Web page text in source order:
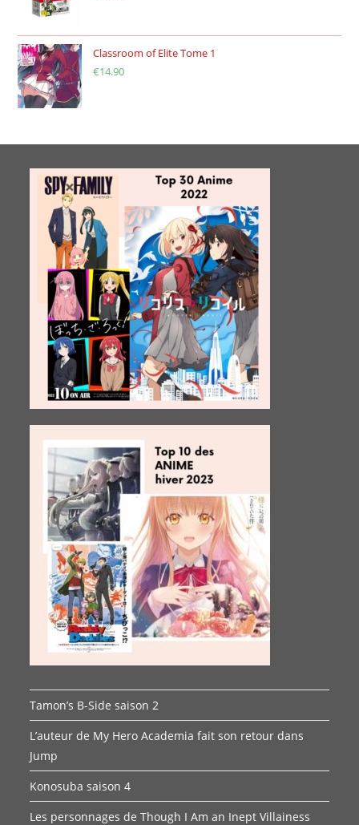
Classroom of Elite Tome 1
€14.90
Tamon’s B-Side saison 2
L’auteur de My Hero Academia fait son retour dans
Jump
Konosuba saison 4
Les personnages de Though I Am an Inept Villainess